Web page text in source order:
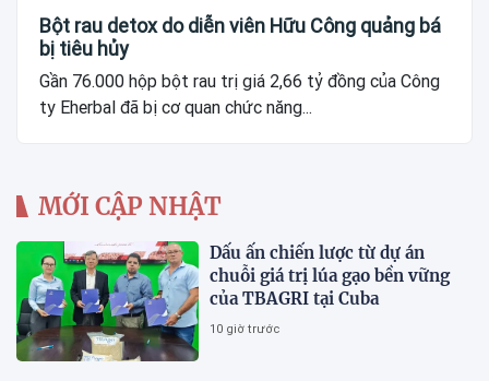
Bột rau detox do diễn viên Hữu Công quảng bá
bị tiêu hủy
Gần 76.000 hộp bột rau trị giá 2,66 tỷ đồng của Công
ty Eherbal đã bị cơ quan chức năng...
MỚI CẬP NHẬT
Dấu ấn chiến lược từ dự án
chuỗi giá trị lúa gạo bền vững
của TBAGRI tại Cuba
10 giờ trước